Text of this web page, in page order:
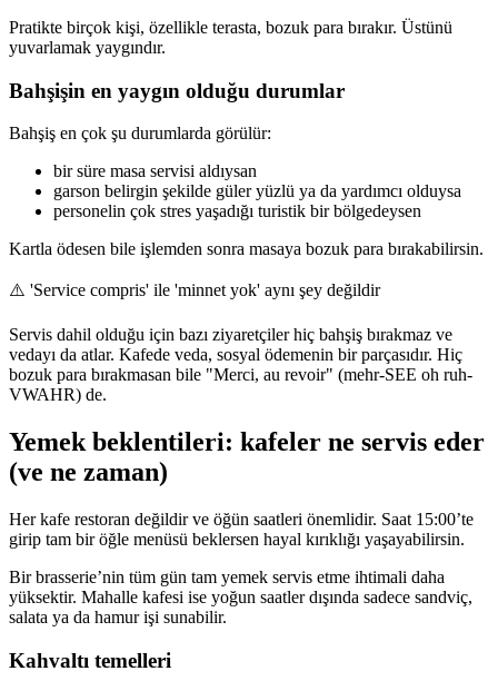
Pratikte birçok kişi, özellikle terasta, bozuk para bırakır. Üstünü
yuvarlamak yaygındır.
Bahşişin en yaygın olduğu durumlar
Bahşiş en çok şu durumlarda görülür:
bir süre masa servisi aldıysan
garson belirgin şekilde güler yüzlü ya da yardımcı olduysa
personelin çok stres yaşadığı turistik bir bölgedeysen
Kartla ödesen bile işlemden sonra masaya bozuk para bırakabilirsin.
⚠️ 'Service compris' ile 'minnet yok' aynı şey değildir
Servis dahil olduğu için bazı ziyaretçiler hiç bahşiş bırakmaz ve
vedayı da atlar. Kafede veda, sosyal ödemenin bir parçasıdır. Hiç
bozuk para bırakmasan bile "Merci, au revoir" (mehr-SEE oh ruh-
VWAHR) de.
Yemek beklentileri: kafeler ne servis eder
(ve ne zaman)
Her kafe restoran değildir ve öğün saatleri önemlidir. Saat 15:00’te
girip tam bir öğle menüsü beklersen hayal kırıklığı yaşayabilirsin.
Bir brasserie’nin tüm gün tam yemek servis etme ihtimali daha
yüksektir. Mahalle kafesi ise yoğun saatler dışında sadece sandviç,
salata ya da hamur işi sunabilir.
Kahvaltı temelleri